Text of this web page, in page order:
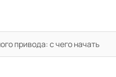
привода: с чего начать